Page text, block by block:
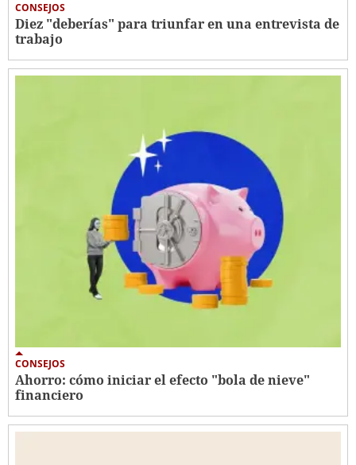
CONSEJOS
Diez "deberías" para triunfar en una entrevista de
trabajo
CONSEJOS
Ahorro: cómo iniciar el efecto "bola de nieve"
financiero